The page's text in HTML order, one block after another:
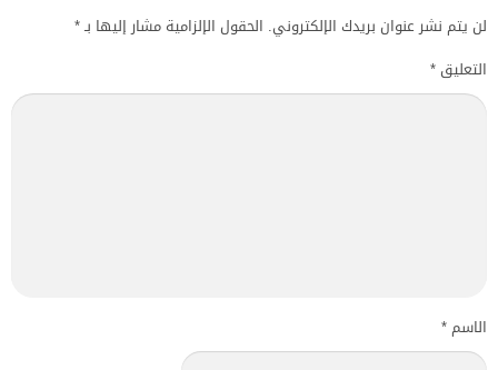
لن يتم نشر عنوان بريدك الإلكتروني. الحقول الإلزامية مشار إليها بـ*
التعليق *
الاسم*